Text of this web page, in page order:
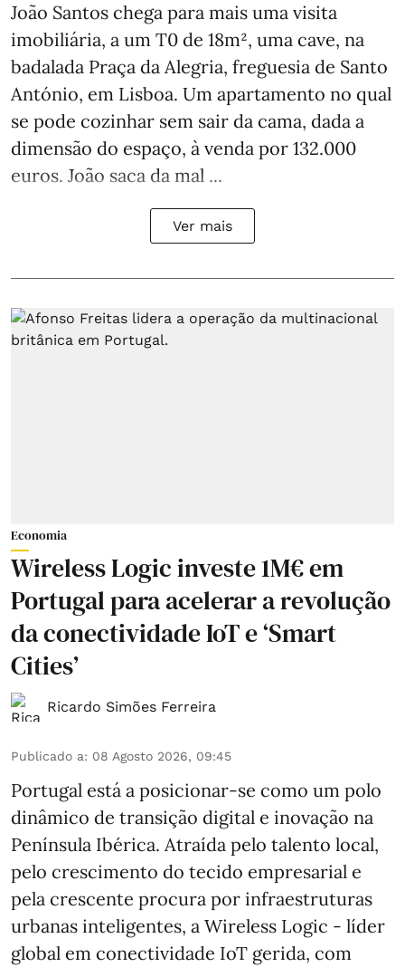
João Santos chega para mais uma visita
imobiliária, a um T0 de 18m², uma cave, na
badalada Praça da Alegria, freguesia de Santo
António, em Lisboa. Um apartamento no qual
se pode cozinhar sem sair da cama, dada a
dimensão do espaço, à venda por 132.000
euros. João saca da mal ...
Ver mais
Economia
Wireless Logic investe 1M€ em
Portugal para acelerar a revolução
da conectividade IoT e ‘Smart
Cities’
Ricardo Simões Ferreira
Publicado a: 08 Agosto 2026, 09:45
Portugal está a posicionar-se como um polo
dinâmico de transição digital e inovação na
Península Ibérica. Atraída pelo talento local,
pelo crescimento do tecido empresarial e
pela crescente procura por infraestruturas
urbanas inteligentes, a Wireless Logic - líder
global em conectividade IoT gerida, com